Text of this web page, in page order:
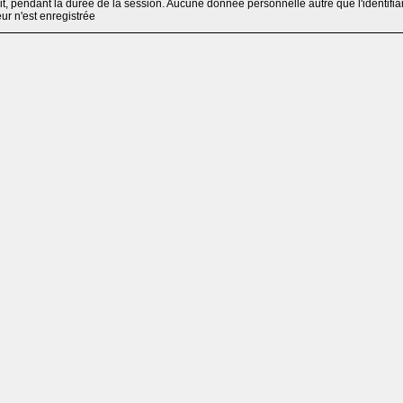
pendant la durée de la session. Aucune donnée personnelle autre que
n'est enregistrée